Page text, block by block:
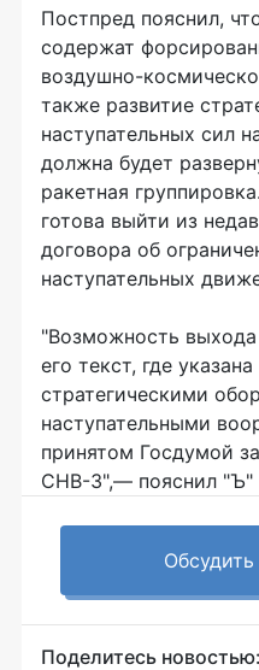
Постпред пояснил,
содержат
воздушно-
также развитие
наступательных сил
должна будет
ракетная
готова выйти из
договора об
наступательных
"Возможность
его текст, где
стратегическими
наступательными
принятом Госдумой
СНВ-3",— пояснил "Ъ"
Поделитесь новостью: